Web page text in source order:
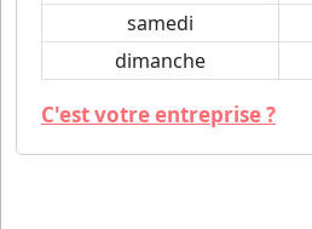
samedi
dimanche
C'est votre entreprise ?